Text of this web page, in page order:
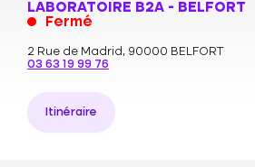
LABORATOIRE B2A - BELFORT
Fermé
2 Rue de Madrid, 90000 BELFORT
03 63 19 99 76
Itinéraire